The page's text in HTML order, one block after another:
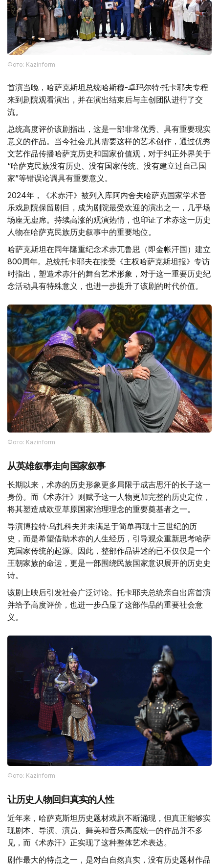
首演当晚，哈萨克斯坦总统哈斯穆-卓玛尔特·托卡耶夫专程
来到剧院观看演出，并在演出结束后与主创团队进行了交
流。
总统高度评价该剧指出，这是一部非常优秀、具有重要现实
意义的作品。当今社会尤其需要这样的艺术创作，通过优秀
文艺作品传播哈萨克历史和国家价值观，对于纠正外界关于
“哈萨克民族没有历史、没有国家传统、没有建立过自己国
家”等错误论调具有重要意义。
2024年，《术赤汗》被列入库阿内舍夫哈萨克国家学术音
乐戏剧院保留剧目，成为剧院最受欢迎的演出之一，几乎场
场座无虚席。持续高涨的观演热情，也印证了术赤这一历史
人物在哈萨克民族历史叙事中的重要地位。
哈萨克斯坦在同年隆重纪念术赤兀鲁思（即金帐汗国）建立
800周年。总统托卡耶夫在接受《主权哈萨克斯坦报》专访
时指出，塑造术赤汗的舞台艺术形象，对于这一重要历史纪
从英雄叙事走向国家叙事
长期以来，术赤的历史形象更多局限于成吉思汗的长子这一
身份。而《术赤汗》则赋予这一人物更加完整的历史定位，
将其塑造成欧亚草原国家治理理念的重要奠基者之一。
导演博拉特·乌扎科夫并未满足于简单再现十三世纪的历
史，而是希望借助术赤的人生经历，引导观众重新思考哈萨
克国家传统的起源。因此，整部作品讲述的已不仅仅是一个
王朝家族的命运，更是一部围绕民族国家意识展开的历史史
诗。
该剧上映后引发社会广泛讨论。托卡耶夫总统亲自出席首演
并给予高度评价，也进一步凸显了这部作品的重要社会意
让历史人物回归真实的人性
近年来，哈萨克斯坦历史题材戏剧不断涌现，但真正能够实
现剧本、导演、演员、舞美和音乐高度统一的作品并不多
见，而《术赤汗》正实现了这种整体艺术表达。